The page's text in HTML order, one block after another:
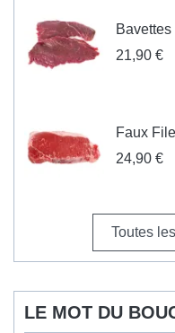
21,90 €
Faux
24,90 €
Toutes
LE MOT DU